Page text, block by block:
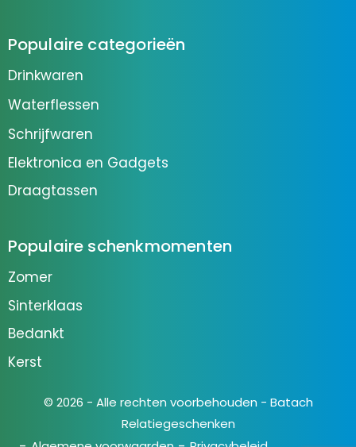
Populaire categorieën
Drinkwaren
Waterflessen
Schrijfwaren
Elektronica en Gadgets
Draagtassen
Populaire schenkmomenten
Zomer
Sinterklaas
Bedankt
Kerst
© 2026 - Alle rechten voorbehouden - Batach
Relatiegeschenken